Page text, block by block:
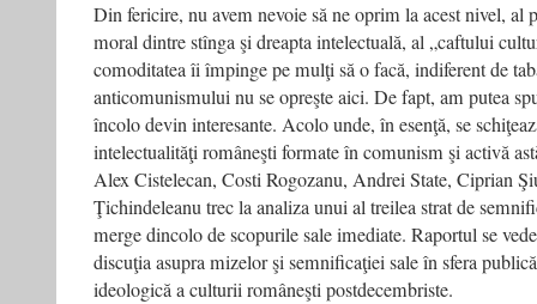
Din fericire, nu avem nevoie să ne oprim la acest nivel, al
moral dintre stînga şi dreapta intelectuală, al „caftului
comoditatea îi împinge pe mulţi să o facă, indiferent de
anticomunismului nu se opreşte aici. De fapt, am putea
încolo devin interesante. Acolo unde, în esenţă, se
intelectualităţi româneşti formate în comunism şi activă
Alex Cistelecan, Costi Rogozanu, Andrei State, Ciprian
Ţichindeleanu trec la analiza unui al treilea strat de
merge dincolo de scopurile sale imediate. Raportul se
discuţia asupra mizelor şi semnificaţiei sale în sfera
ideologică a culturii româneşti postdecembriste.